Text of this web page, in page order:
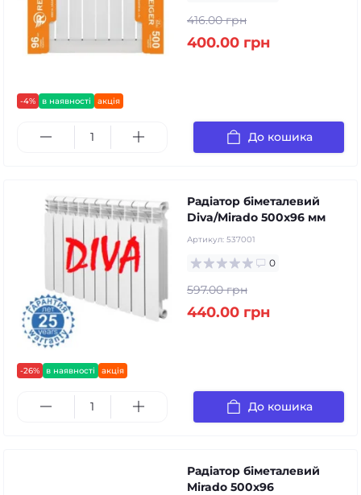
-4% в наявності акція
416.00 грн
400.00 грн
До кошика
-26% в наявності акція
Радіатор біметалевий
Diva/Mirado 500x96 мм
Артикул: 537001
0
597.00 грн
440.00 грн
До кошика
Радіатор біметалевий
Mirado 500х96